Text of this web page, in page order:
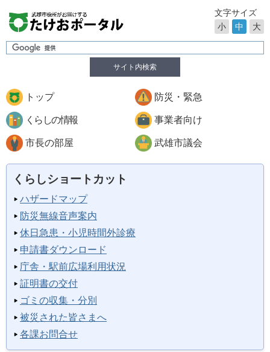
サイト内検索
文字サイズ
小
中 大
トップ 防災・緊急
くらしの情報 事業者向け
市長の部屋 武雄市議会
くらしショートカット
ハザードマップ
防災無線音声案内
休日急患・小児時間外診療
申請書ダウンロード
庁舎・駅前広場利用状況
証明書の交付
ゴミの収集・分別
被災された皆さまへ
各課お問合せ